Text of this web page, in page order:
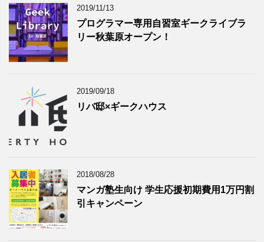
2019/11/13
プログラマー専用自習室ギークライブラ
リー秋葉原オープン！
2019/09/18
リバ邸×ギークハウス
2018/08/28
マンガ塾生向け 学生応援初期費用1万円割
引キャンペーン